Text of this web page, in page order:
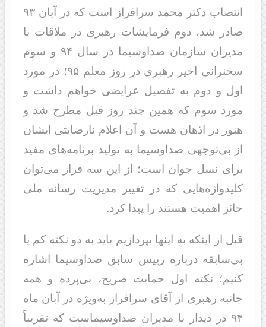
انتصاب دکتر محمد سرافراز است که در آبان ۹۳
صادر شد، دوم فرمایشات رهبری در ملاقات با
مدیران سازمان صداوسیما در سال ۹۴ و سوم
سخنرانی اخیر رهبری در روز معلم ۹۵؛ در مورد
اول و دوم به تفصیل عرایضی خواهم داشت و
مورد سوم که همین چند روز قبل مطرح شد و
هنوز در اذهان هست و آن اعلام نارضایتی ایشان
از بی‌توجهی صداوسیما به تولید برنامه‌های مفید
برای نسل جوان است؛ از این سه فراز می‌توان
کلید‌واژه‌هایی که در تغییر مدیریت رسانه ملی
حائز اهمیت هستند را پیدا کرد.
قبل از اینکه به اینها بپردازیم باید به دو نکته کم یا
بی‌سابقه درباره رییس سابق صداوسیما اشاره
کنیم؛ نکته اول حمایت صریح، بی‌پرده و همه
جانبه رهبری از آقای سرافراز به‌ویژه در آبان ماه
۹۴ در دیدار با مدیران صداوسیماست که تقریباً